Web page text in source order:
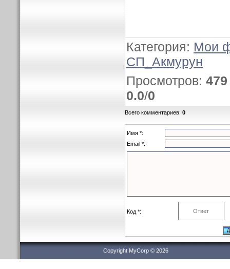
Категория: Мои
СП_Акмурун
Просмотров: 479
0.0/0
Всего комментариев:0
Имя *:
Email *:
Код *:
Copyright MyCorp © 2026